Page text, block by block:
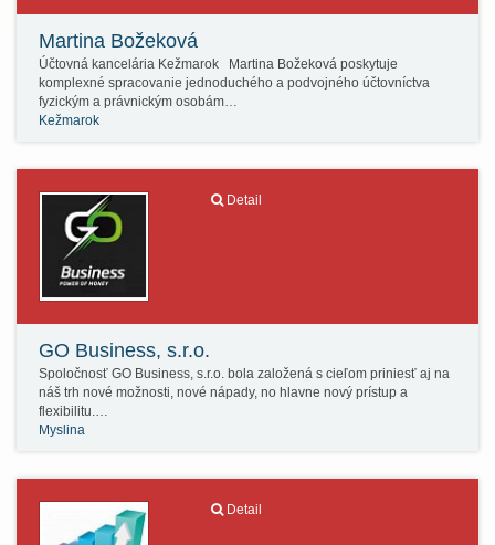
Martina Božeková
Účtovná kancelária Kežmarok Martina Božeková poskytuje
komplexné spracovanie jednoduchého a podvojného účtovníctva
fyzickým a právnickým osobám…
Kežmarok
Detail
GO Business, s.r.o.
Spoločnosť GO Business, s.r.o. bola založená s cieľom priniesť aj na
náš trh nové možnosti, nové nápady, no hlavne nový prístup a
flexibilitu.…
Myslina
Detail